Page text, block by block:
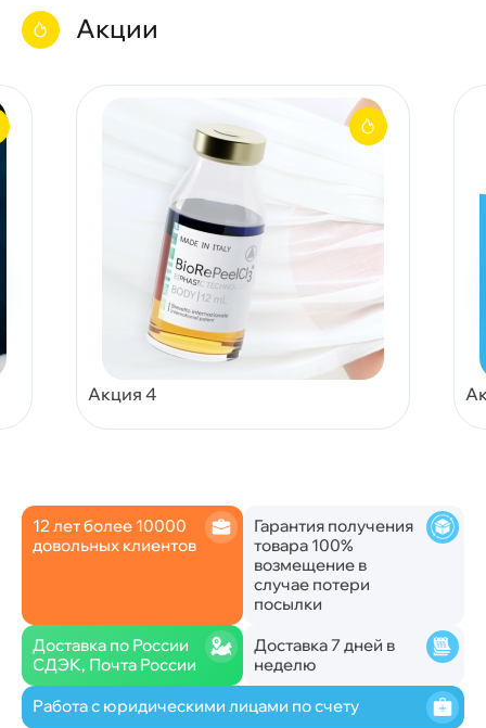
Акции
Акция 4
12 лет более 10000
довольных клиентов
Гарантия получения
товара 100%
возмещение в
случае потери
посылки
Доставка по России
СДЭК, Почта России
Доставка 7 дней в
неделю
Работа с юридическими лицами по счету